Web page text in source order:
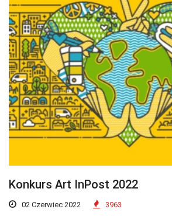
Konkurs Art InPost 2022
02 Czerwiec 2022 3963